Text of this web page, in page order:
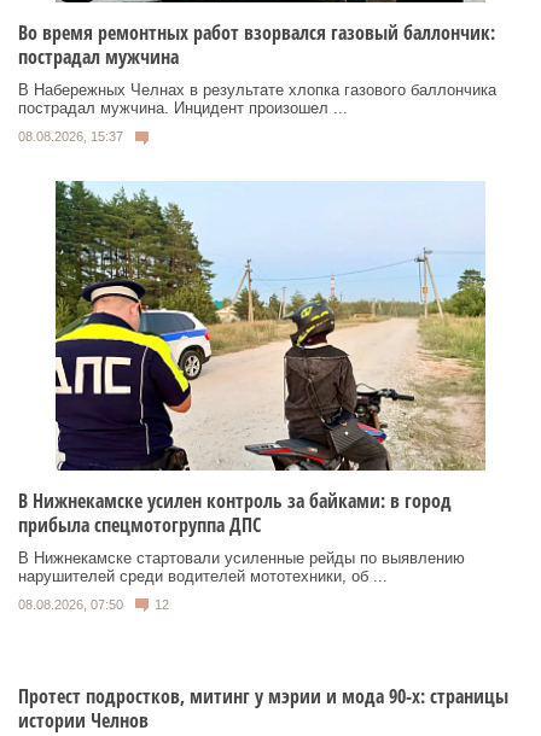
Во время ремонтных работ взорвался газовый баллончик:
пострадал мужчина
В Набережных Челнах в результате хлопка газового баллончика
пострадал мужчина. Инцидент произошел ...
08.08.2026, 15:37
В Нижнекамске усилен контроль за байками: в город
прибыла спецмотогруппа ДПС
В Нижнекамске стартовали усиленные рейды по выявлению
нарушителей среди водителей мототехники, об ...
08.08.2026, 07:50 12
Протест подростков, митинг у мэрии и мода 90-х: страницы
истории Челнов